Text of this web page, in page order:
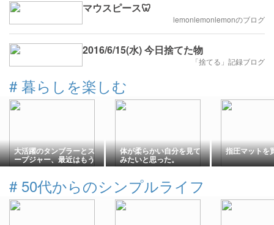
マウスピース🦷
lemonlemonlemonのブログ
2016/6/15(水) 今日捨てた物
「捨てる」記録ブログ
# 暮らしを楽しむ
大活躍のタンブラーとス
ープジャー、最近はもう
これ！
体が柔らかい自分を見て
みたいと思った。
指圧マットを
# 50代からのシンプルライフ